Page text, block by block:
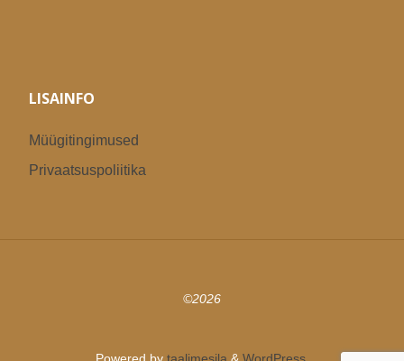
LISAINFO
Müügitingimused
Privaatsuspoliitika
©2026